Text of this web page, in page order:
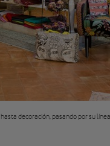
decoración, pasando por su